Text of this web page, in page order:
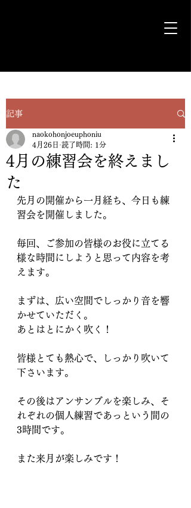
記事
4月の練習会を終えまし
た
naokohonjoeuphoniu
4月26日 読了時間: 1分
先月の開催から一月経ち、今日も練
習会を開催しました。
毎回、ご参加の皆様のお役に立てる
様な時間にしようと思って内容を考
えます。
まずは、広い空間でしっかり音を響
かせていただく。
あとはとにかく吹く！
皆様とても熱心で、しっかり吹いて
下さいます。
その後はアンサンブルを楽しみ、そ
れぞれの個人練習であっという間の
3時間です。
また来月が楽しみです！